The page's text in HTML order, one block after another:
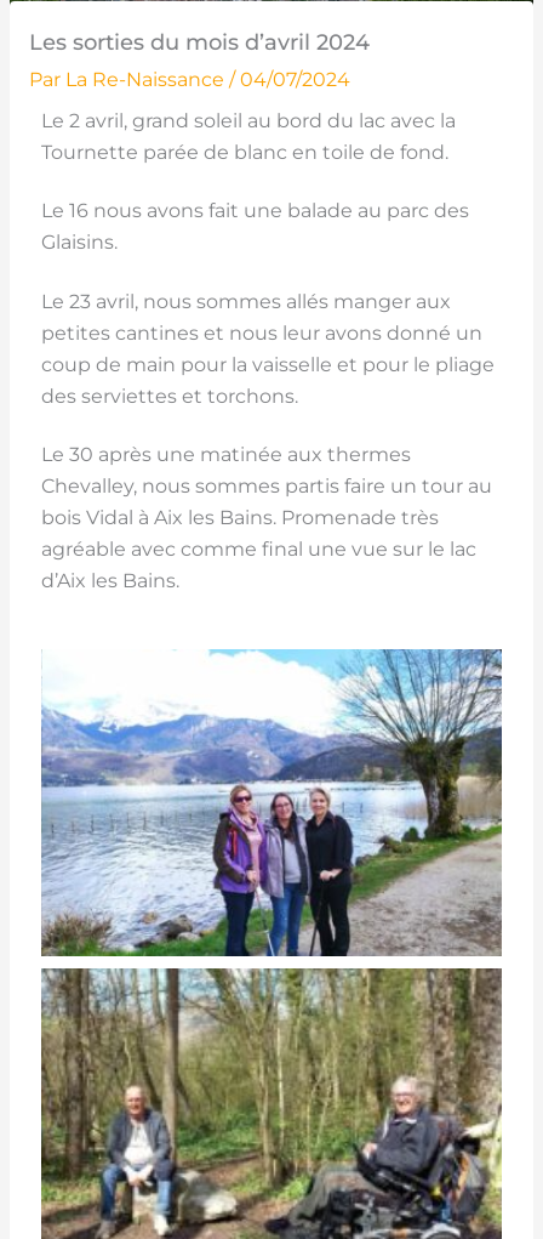
Les sorties du mois d’avril 2024
Par La Re-Naissance /04/07/2024
Le 2 avril, grand soleil au bord du lac avec la
Tournette parée de blanc en toile de fond.
Le 16 nous avons fait une balade au parc des
Glaisins.
Le 23 avril, nous sommes allés manger aux
petites cantines et nous leur avons donné un
coup de main pour la vaisselle et pour le pliage
des serviettes et torchons.
Le 30 après une matinée aux thermes
Chevalley, nous sommes partis faire un tour au
bois Vidal à Aix les Bains. Promenade très
agréable avec comme final une vue sur le lac
d’Aix les Bains.